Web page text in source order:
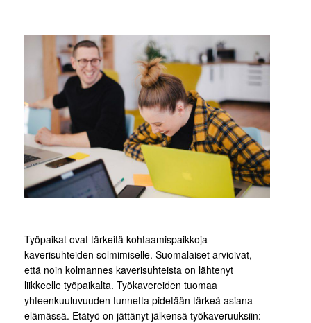
Työpaikat ovat tärkeitä kohtaamispaikkoja
kaverisuhteiden solmimiselle. Suomalaiset arvioivat,
että noin kolmannes kaverisuhteista on lähtenyt
liikkeelle työpaikalta. Työkavereiden tuomaa
yhteenkuuluvuuden tunnetta pidetään tärkeä asiana
elämässä. Etätyö on jättänyt jälkensä työkaveruuksiin: